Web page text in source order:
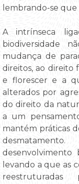
lembrando-se
A intrínseca
biodiversidade
mudança de
direitos, ao direito
e florescer e a
alterados por
do direito da
a um
mantém práticas
desenvolvimento
levando a que as